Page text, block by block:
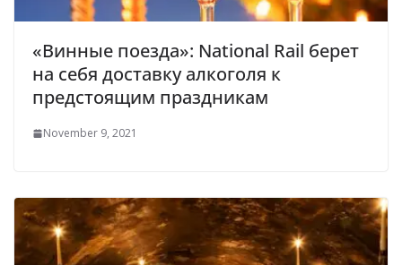
«Винные поезда»: National Rail берет
на себя доставку алкоголя к
предстоящим праздникам
November 9, 2021